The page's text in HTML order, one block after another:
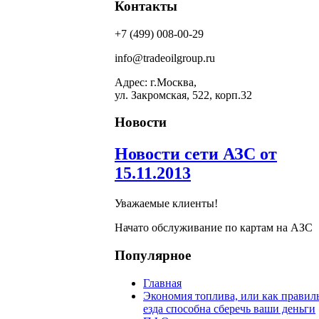
Контакты
+7 (499) 008-00-29
info@tradeoilgroup.ru
Адрес: г.Москва,
ул. Закромская, 522, корп.32
Новости
Новости сети АЗС от
15.11.2013
Уважаемые клиенты!
Начато обслуживание по картам на АЗС
Популярное
Главная
Экономия топлива, или как
езда способна сберечь ваши деньги